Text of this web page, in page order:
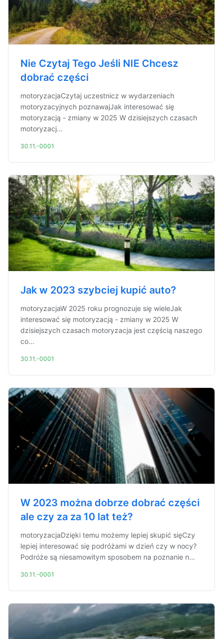
Nie Czytaj Tego Jeśli NIE Chcesz
dobrać części
motoryzacjaCzytaj uczestnicz w wydarzeniach
motoryzacyjnych poznawajJak interesować się
motoryzacją - zmiany w 2025 W dzisiejszych czasach
motoryzacj...
30.11.-0001
Jak w 2023 szybciej kupić auto?
motoryzacjaW 2025 roku prognozuje się wieleJak
interesować się motoryzacją - zmiany w 2025 W
dzisiejszych czasach motoryzacja jest częścią naszego
co...
30.11.-0001
W 2023 można dobrze dobrać części
ale czy za za 10 lat też?
motoryzacjaDzięki temu możemy lepiej skupić sięCzy
lepiej interesować się podróżami w dzień czy w nocy?
Podróże są niesamowitym sposobem na poznanie n...
30.11.-0001